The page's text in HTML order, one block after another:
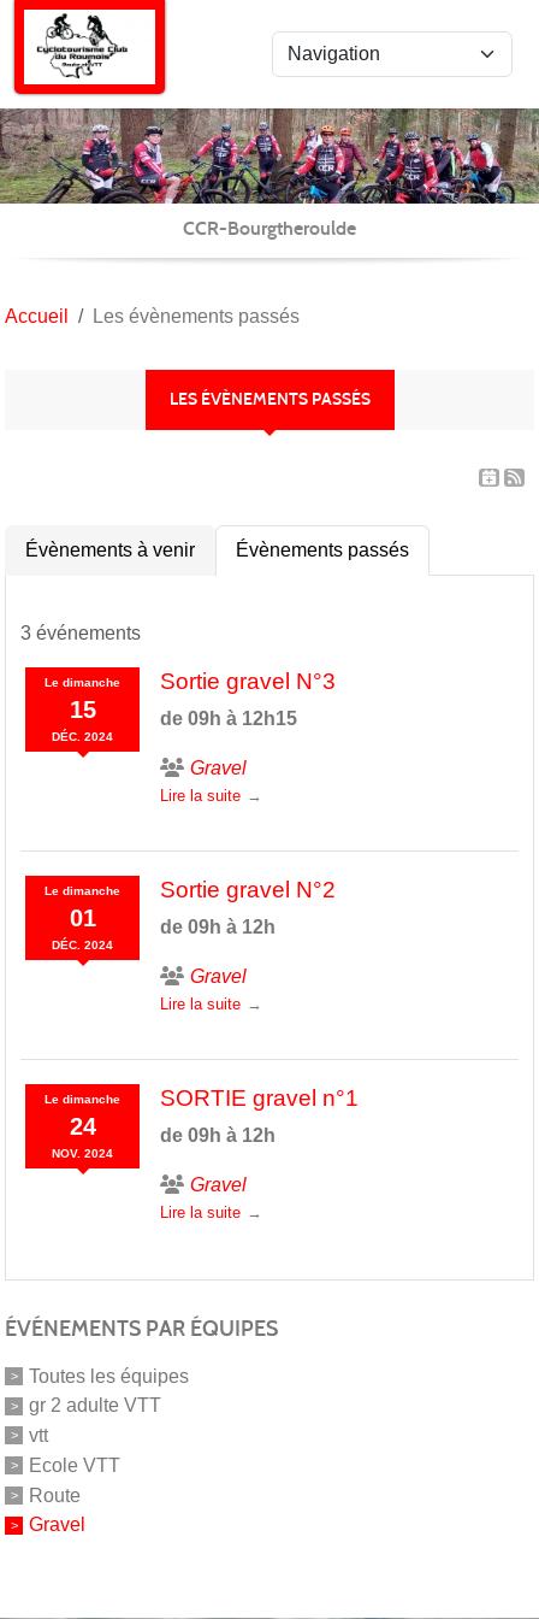
CCR-Bourgtheroulde
Accueil Les évènements passés
LES ÉVÈNEMENTS PASSÉS
Évènements à venir Évènements passés
3 événements
Ledimanche
15
DÉC. 2024
Sortie gravel N°3
de 09h à 12h15
Gravel
Lire la suite
Ledimanche
01
DÉC. 2024
Sortie gravel N°2
de 09h à 12h
Gravel
Lire la suite
Ledimanche
24
NOV. 2024
SORTIE gravel n°1
de 09h à 12h
Gravel
Lire la suite
ÉVÉNEMENTS PAR ÉQUIPES
Toutes les équipes
gr 2 adulte VTT
vtt
Ecole VTT
Route
Gravel
Panneau de gestion des cookies